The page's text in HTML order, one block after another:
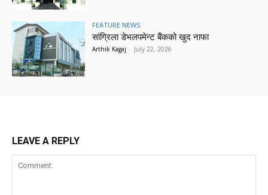
FEATURE NEWS
सांग्रिला डेभलपमेन्ट बैंकको खुद नाफा
Arthik Kagaj - July 22, 2026
LEAVE A REPLY